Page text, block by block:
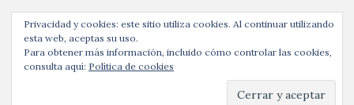
Copyright © | evaevuxxy
Privacidad y cookies: este sitio utiliza cookies. Al continuar utilizando
esta web, aceptas su uso.
Para obtener más información, incluido cómo controlar las cookies,
consulta aquí: Política de cookies